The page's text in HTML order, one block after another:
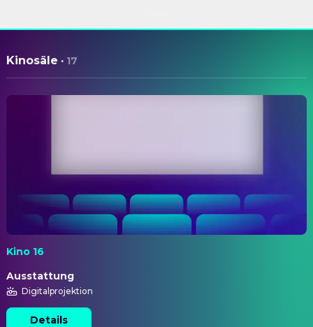
Kinosäle · 17
Kino 16
Ausstattung
Digitalprojektion
Details